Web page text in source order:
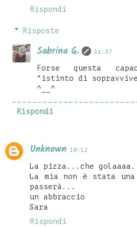
Rispondi
Risposte
Sabrina G. 11:37
Forse questa
"istinto di
^__^
Rispondi
Unknown 10:12
La pizza...che golaaaa.
La mia non è stata una
passerà...
un abbraccio
Sara
Rispondi